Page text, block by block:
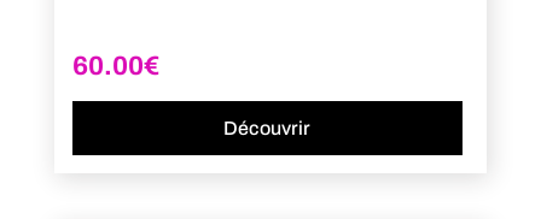
60.00€
Découvrir